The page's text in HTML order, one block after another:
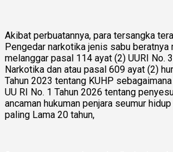
Akibat perbuatannya, para tersangka
Pengedar narkotika jenis sabu beratnya
melanggar pasal 114 ayat (2) UURI No.
Narkotika dan atau pasal 609 ayat (2)
Tahun 2023 tentang KUHP
UU RI No. 1 Tahun 2026 tentang
ancaman hukuman penjara seumur
paling Lama 20 tahun,